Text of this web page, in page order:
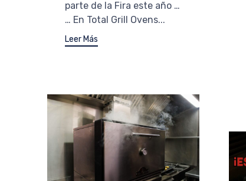
parte de la Fira este año …
… En Total Grill Ovens...
Leer Más